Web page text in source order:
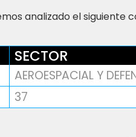
analizado el siguiente
SECTOR
AEROESPACIAL Y
37